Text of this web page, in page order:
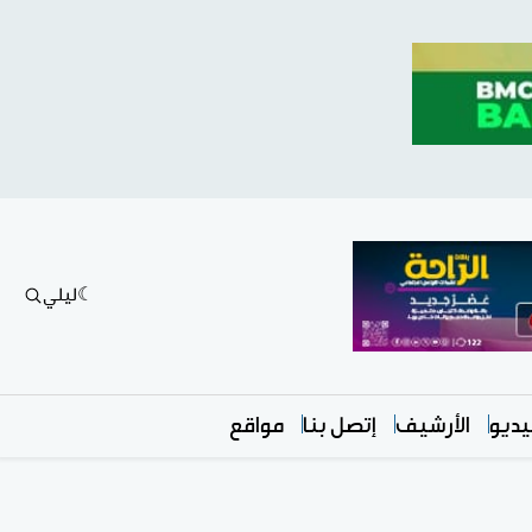
ليلي
الأرشيف إتصل بنا مواقع